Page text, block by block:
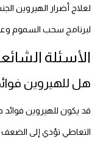
لعلاج أضرار الهيروين
لبرنامج سحب السموم
الأسئلة
هل للهيروين
قد يكون للهيروين فوائد
التعاطي تؤدي إلى الضعف